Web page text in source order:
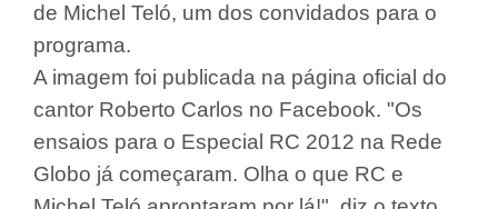
de Michel Teló, um dos convidados para o
programa.
A imagem foi publicada na página oficial do
cantor Roberto Carlos no Facebook. "Os
ensaios para o Especial RC 2012 na Rede
Globo já começaram. Olha o que RC e